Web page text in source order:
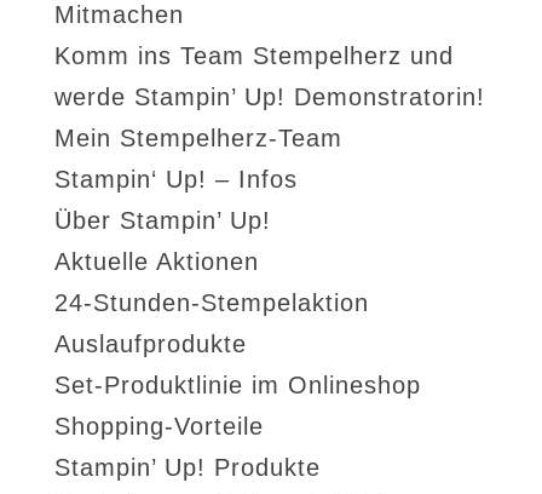
Mitmachen
Komm ins Team Stempelherz und
werde Stampin’ Up! Demonstratorin!
Mein Stempelherz-Team
Stampin‘ Up! – Infos
Über Stampin’ Up!
Aktuelle Aktionen
24-Stunden-Stempelaktion
Auslaufprodukte
Set-Produktlinie im Onlineshop
Shopping-Vorteile
Stampin’ Up! Produkte